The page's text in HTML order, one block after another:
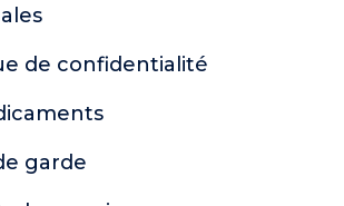
de confidentialité
garde